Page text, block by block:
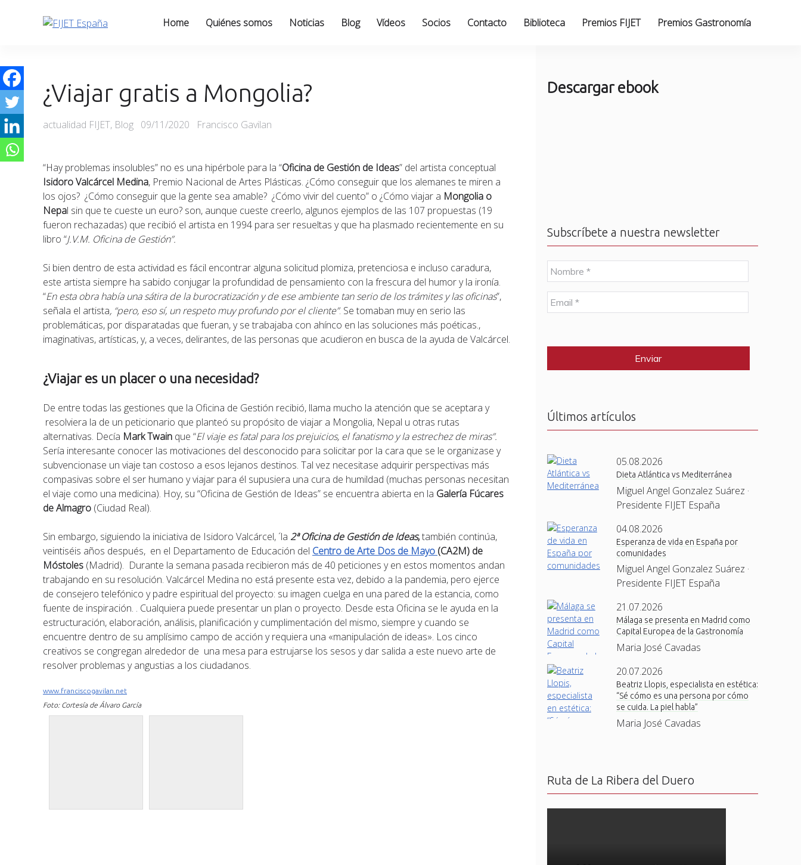
Home Quiénes somos Noticias Blog Vídeos Socios Contacto Biblioteca Premios FIJET Premios Gastronomía
¿Viajar gratis a Mongolia?
Categories
actualidad FIJET, Blog Posted
09/11/2020 Francisco Gavilan
“Hay problemas insolubles” no es una hipérbole para la “Oficina de Gestión de Ideas” del artista conceptual
Isidoro Valcárcel Medina, Premio Nacional de Artes Plásticas. ¿Cómo conseguir que los alemanes te miren a
los ojos? ¿Cómo conseguir que la gente sea amable? ¿Cómo vivir del cuento” o ¿Cómo viajar a Mongolia o
Nepal sin que te cueste un euro? son, aunque cueste creerlo, algunos ejemplos de las 107 propuestas (19
fueron rechazadas) que recibió el artista en 1994 para ser resueltas y que ha plasmado recientemente en su
libro “J.V.M. Oficina de Gestión”.
Si bien dentro de esta actividad es fácil encontrar alguna solicitud plomiza, pretenciosa e incluso caradura,
este artista siempre ha sabido conjugar la profundidad de pensamiento con la frescura del humor y la ironía.
“En esta obra había una sátira de la burocratización y de ese ambiente tan serio de los trámites y las oficinas”,
señala el artista, “pero, eso sí, un respeto muy profundo por el cliente”. Se tomaban muy en serio las
problemáticas, por disparatadas que fueran, y se trabajaba con ahínco en las soluciones más poéticas.,
imaginativas, artísticas, y, a veces, delirantes, de las personas que acudieron en busca de la ayuda de Valcárcel.
¿Viajar es un placer o una necesidad?
De entre todas las gestiones que la Oficina de Gestión recibió, llama mucho la atención que se aceptara y
resolviera la de un peticionario que planteó su propósito de viajar a Mongolia, Nepal u otras rutas
alternativas. Decía Mark Twain que “El viaje es fatal para los prejuicios, el fanatismo y la estrechez de miras”.
Sería interesante conocer las motivaciones del desconocido para solicitar por la cara que se le organizase y
subvencionase un viaje tan costoso a esos lejanos destinos. Tal vez necesitase adquirir perspectivas más
compasivas sobre el ser humano y viajar para él supusiera una cura de humildad (muchas personas necesitan
el viaje como una medicina). Hoy, su “Oficina de Gestión de Ideas” se encuentra abierta en la Galería Fúcares
de Almagro (Ciudad Real).
Sin embargo, siguiendo la iniciativa de Isidoro Valcárcel, ´la 2ª Oficina de Gestión de Ideas,también continúa,
veintiséis años después, en el Departamento de Educación del Centro de Arte Dos de Mayo (CA2M) de
Móstoles (Madrid). Durante la semana pasada recibieron más de 40 peticiones y en estos momentos andan
trabajando en su resolución. Valcárcel Medina no está presente esta vez, debido a la pandemia, pero ejerce
de consejero telefónico y padre espiritual del proyecto: su imagen cuelga en una pared de la estancia, como
fuente de inspiración. . Cualquiera puede presentar un plan o proyecto. Desde esta Oficina se le ayuda en la
estructuración, elaboración, análisis, planificación y cumplimentación del mismo, siempre y cuando se
encuentre dentro de su amplísimo campo de acción y requiera una «manipulación de ideas». Los cinco
creativos se congregan alrededor de una mesa para estrujarse los sesos y dar salida a este nuevo arte de
resolver problemas y angustias a los ciudadanos.
www.franciscogavilan.net
Foto: Cortesía de Álvaro García
Descargar ebook
Subscríbete a nuestra newsletter
N
o
m
b
r
E
m
l
Últimos artículos
05.08.2026
Dieta Atlántica vs Mediterránea
Miguel Angel Gonzalez Suárez ·
Presidente FIJET España
04.08.2026
Esperanza de vida en España por
comunidades
Miguel Angel Gonzalez Suárez ·
Presidente FIJET España
21.07.2026
Málaga se presenta en Madrid como
Capital Europea de la Gastronomía
Maria José Cavadas
20.07.2026
Beatriz Llopis, especialista en estética:
“Sé cómo es una persona por cómo
se cuida. La piel habla”
Maria José Cavadas
Ruta de La Ribera del Duero